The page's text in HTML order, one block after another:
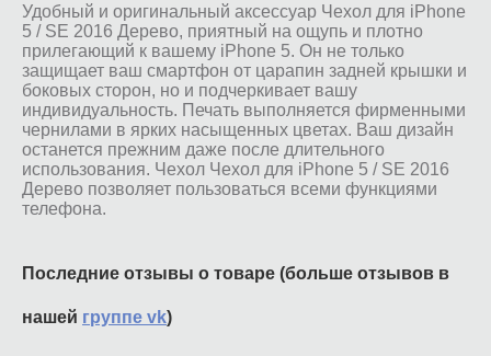
Удобный и оригинальный аксессуар Чехол для iPhone
5 / SE 2016 Дерево, приятный на ощупь и плотно
прилегающий к вашему iPhone 5. Он не только
защищает ваш смартфон от царапин задней крышки и
боковых сторон, но и подчеркивает вашу
индивидуальность. Печать выполняется фирменными
чернилами в ярких насыщенных цветах. Ваш дизайн
останется прежним даже после длительного
использования. Чехол Чехол для iPhone 5 / SE 2016
Дерево позволяет пользоваться всеми функциями
телефона.
Последние отзывы о товаре (больше отзывов в
нашей группе vk)